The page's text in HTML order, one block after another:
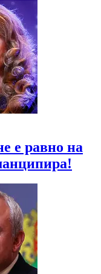
е равно на